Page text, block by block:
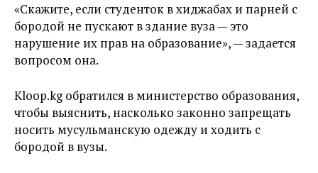
«Скажите, если студенток в хиджабах и парней с
бородой не пускают в здание вуза — это
нарушение их прав на образование», — задается
вопросом она.
Kloop.kg обратился в министерство образования,
чтобы выяснить, насколько законно запрещать
носить мусульманскую одежду и ходить с
бородой в вузы.